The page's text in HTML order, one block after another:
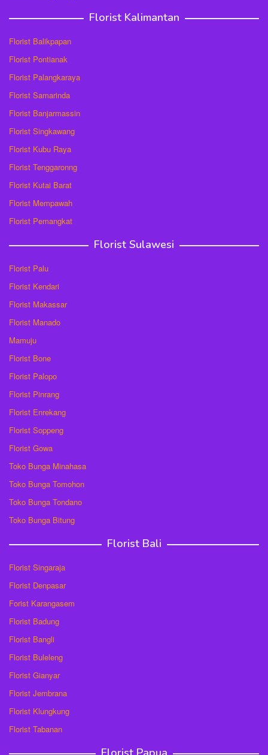
Florist Kalimantan
Florist Balikpapan
Florist Pontianak
Florist Palangkaraya
Florist Samarinda
Florist Banjarmassin
Florist Singkawang
Florist Kubu Raya
Florist Tenggaronng
Florist Kutai Barat
Florist Mempawah
Florist Pemangkat
Florist Sulawesi
Florist Palu
Florist Kendari
Florist Makassar
Florist Manado
Mamuju
Florist Bone
Florist Palopo
Florist Pinrang
Florist Enrekang
Florist Soppeng
Florist Gowa
Toko Bunga Minahasa
Toko Bunga Tomohon
Toko Bunga Tondano
Toko Bunga Bitung
Florist Bali
Florist Singaraja
Florist Denpasar
Forist Karangasem
Florist Badung
Florist Bangli
Florist Buleleng
Florist Gianyar
Florist Jembrana
Florist Klungkung
Florist Tabanan